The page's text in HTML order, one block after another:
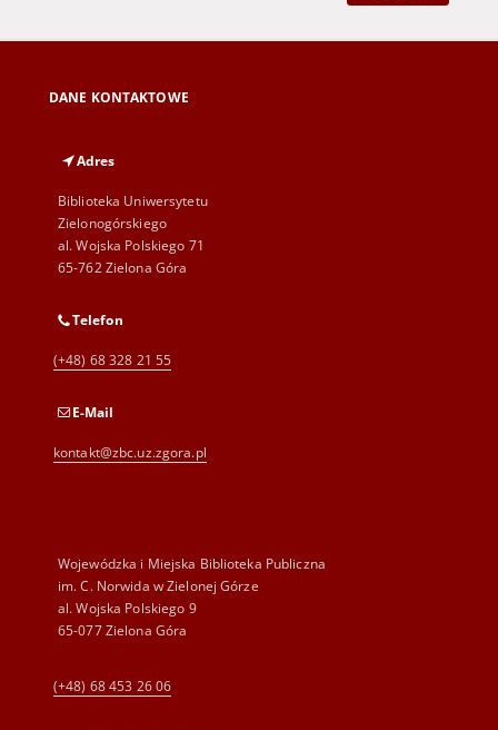
DANE KONTAKTOWE
Adres
Biblioteka Uniwersytetu
Zielonogórskiego
al. Wojska Polskiego 71
65-762 Zielona Góra
Telefon
(+48) 68 328 21 55
E-Mail
kontakt@zbc.uz.zgora.pl
Wojewódzka i Miejska Biblioteka Publiczna
im. C. Norwida w Zielonej Górze
al. Wojska Polskiego 9
65-077 Zielona Góra
(+48) 68 453 26 06